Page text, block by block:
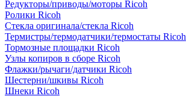
Редукторы/приводы/моторы Ricoh
Ролики Ricoh
Стекла оригинала/стекла Ricoh
Термистры/термодатчики/термостаты Ricoh
Тормозные площадки Ricoh
Узлы копиров в сборе Ricoh
Флажки/рычаги/датчики Ricoh
Шестерни/шкивы Ricoh
Шнеки Ricoh